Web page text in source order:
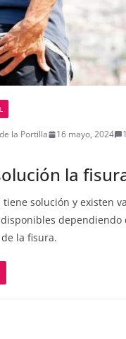
la Portilla 16 mayo, 2024
la
tiene solución y existen
dependiendo
la fisura.